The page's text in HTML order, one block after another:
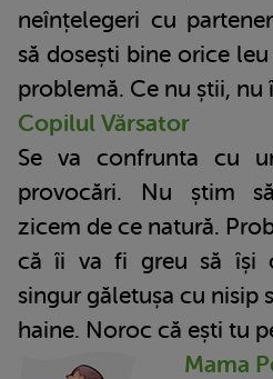
neînțelegeri cu
să dosești bine orice
problemă. Ce nu știi, nu
Copilul Vărsator
Se va confrunta cu
provocări. Nu știm
zicem de ce natură.
că îi va fi greu să își
singur găletușa cu nisip
haine. Noroc că ești tu
Mama